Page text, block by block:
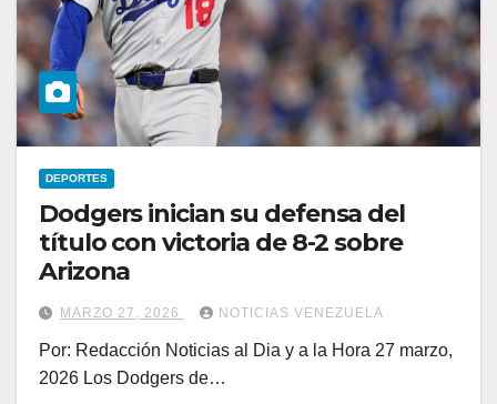
DEPORTES
Dodgers inician su defensa del
título con victoria de 8-2 sobre
Arizona
MARZO 27, 2026 NOTICIAS VENEZUELA
Por: Redacción Noticias al Dia y a la Hora 27 marzo,
2026 Los Dodgers de…